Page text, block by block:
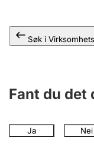
Søk i
Fant du det
Ja Nei